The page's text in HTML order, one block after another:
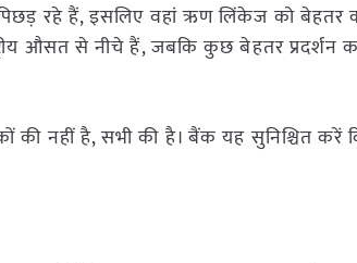
रहे हैं, इसलिए वहां ऋण लिंकेज को
औसत से नीचे हैं, जबकि कुछ बेहतर प्रदर्शन
की नहीं है, सभी की है। बैंक यह सुनिश्चित करें